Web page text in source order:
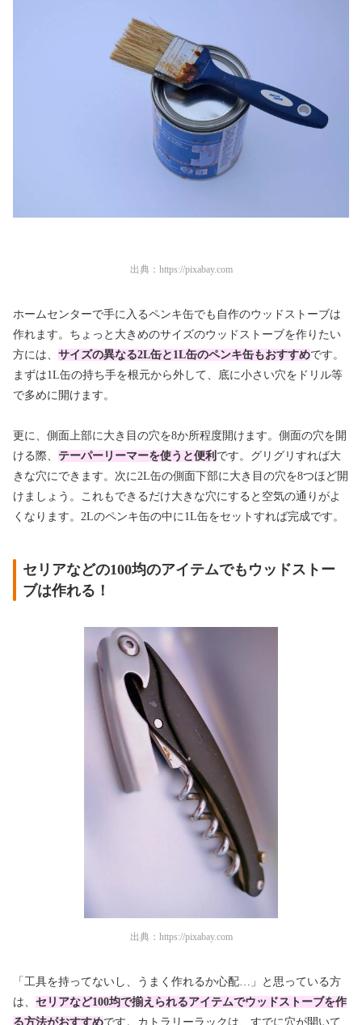
出典： https://pixabay.com
ホームセンターで手に入るペンキ缶でも自作のウッドストーブは
作れます。ちょっと大きめのサイズのウッドストーブを作りたい
方には、 サイズの異なる2L缶と1L缶のペンキ缶もおすすめです。
まずは1L缶の持ち手を根元から外して、底に小さい穴をドリル等
で多めに開けます。
更に、側面上部に大き目の穴を8か所程度開けます。側面の穴を開
ける際、 テーパーリーマーを使うと便利 です。グリグリすれば大
きな穴にできます。次に2L缶の側面下部に大き目の穴を8つほど開
けましょう。これもできるだけ大きな穴にすると空気の通りがよ
くなります。2Lのペンキ缶の中に1L缶をセットすれば完成です。
セリアなどの100均のアイテムでもウッドストー
ブは作れる！
出典： https://pixabay.com
「工具を持ってないし、うまく作れるか心配…」と思っている方
は、 セリアなど100均で揃えられるアイテムでウッドストーブを作
る方法がおすすめです。カトラリーラックは、すでに穴が開いて